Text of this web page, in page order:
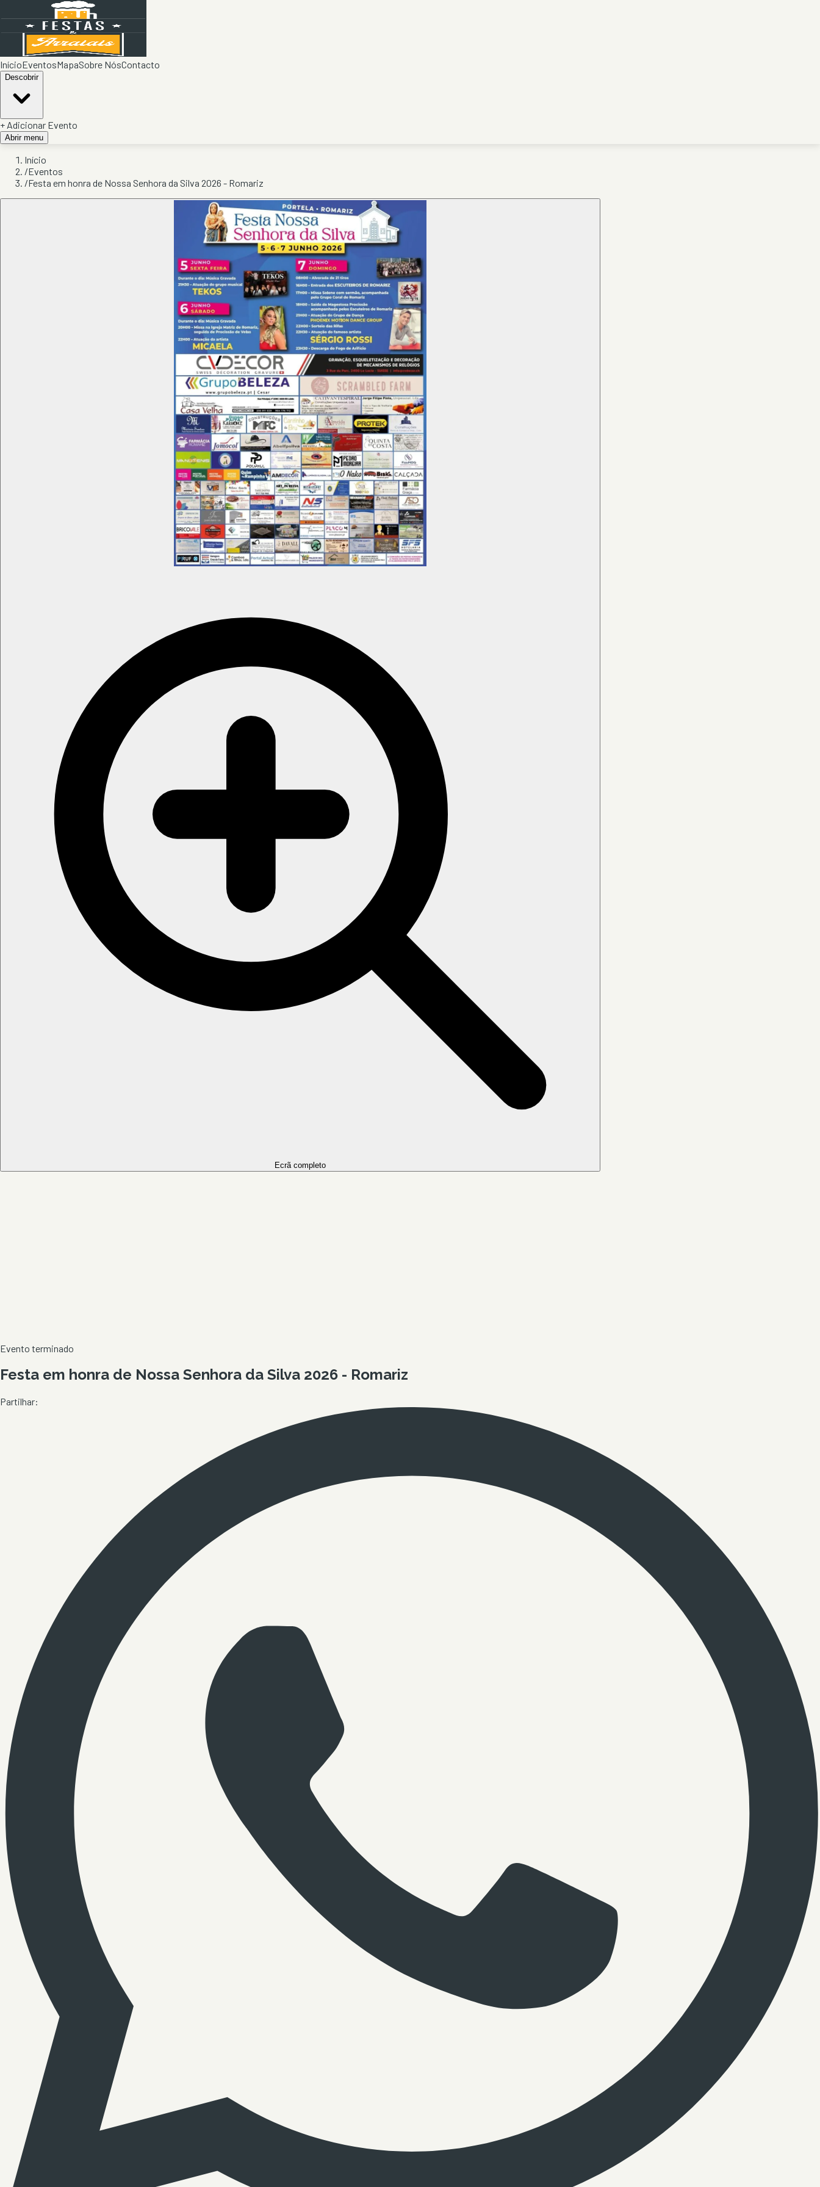
InícioEventosMapaSobre NósContacto
Descobrir
+ Adicionar Evento
Abrir menu
Início
/Eventos
/Festa em honra de Nossa Senhora da Silva 2026 - Romariz
Ecrã completo
Evento terminado
Festa em honra de Nossa Senhora da Silva 2026 - Romariz
Partilhar: